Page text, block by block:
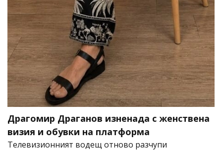
Драгомир Драганов изненада с женствена
визия и обувки на платформа
Телевизионният водещ отново разчупи